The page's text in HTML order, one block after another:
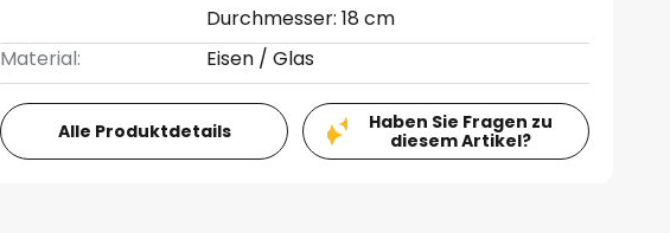
Durchmesser: 18 cm
Material:
Eisen / Glas
Alle Produktdetails
Haben Sie Fragen zu
diesem Artikel?